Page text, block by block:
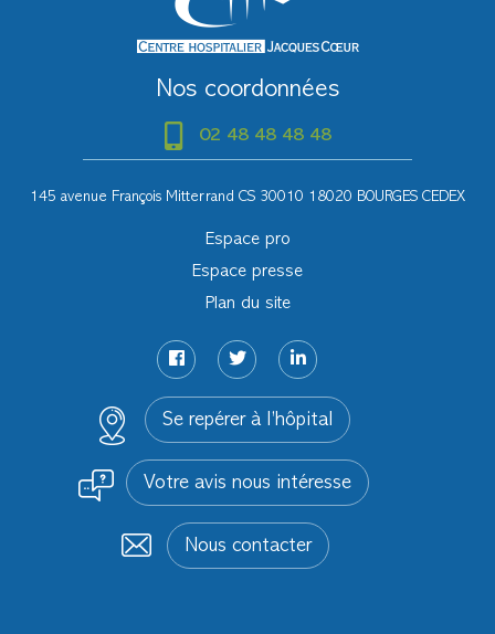
Nos coordonnées
02 48 48 48 48
145 avenue François Mitterrand CS 30010 18020 BOURGES CEDEX
Espace pro
Espace presse
Plan du site
Se repérer à l’hôpital
Votre avis nous intéresse
Nous contacter